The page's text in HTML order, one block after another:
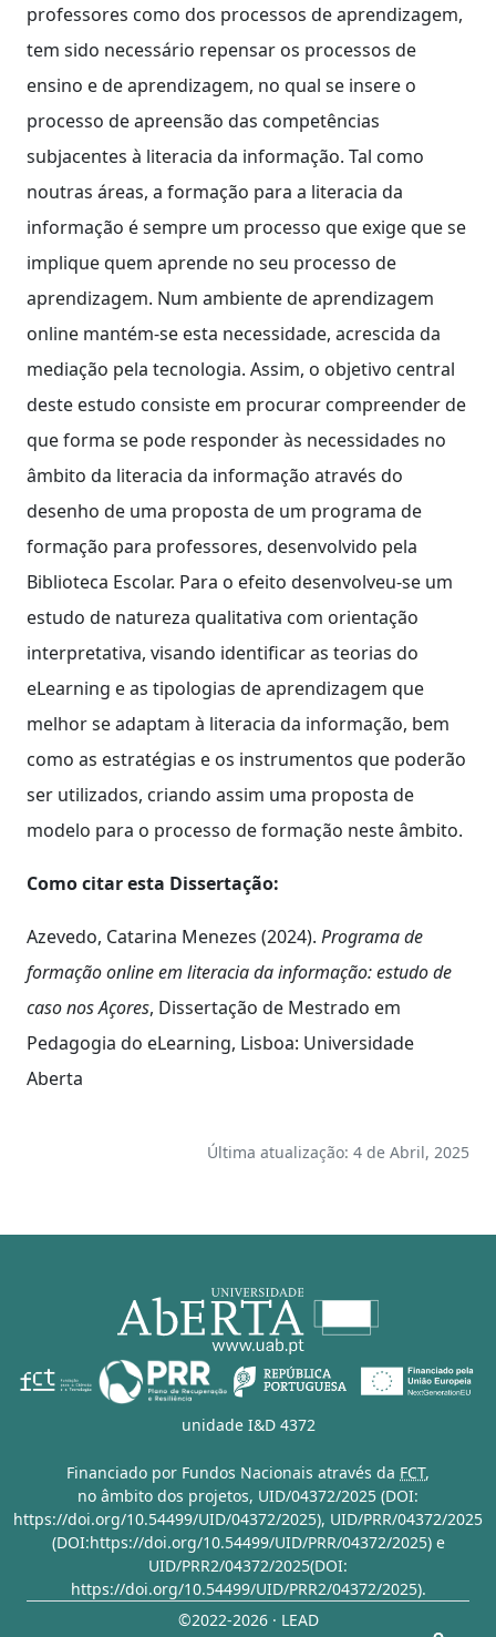
professores como dos processos de aprendizagem,
tem sido necessário repensar os processos de
ensino e de aprendizagem, no qual se insere o
processo de apreensão das competências
subjacentes à literacia da informação. Tal como
noutras áreas, a formação para a literacia da
informação é sempre um processo que exige que se
implique quem aprende no seu processo de
aprendizagem. Num ambiente de aprendizagem
online mantém-se esta necessidade, acrescida da
mediação pela tecnologia. Assim, o objetivo central
deste estudo consiste em procurar compreender de
que forma se pode responder às necessidades no
âmbito da literacia da informação através do
desenho de uma proposta de um programa de
formação para professores, desenvolvido pela
Biblioteca Escolar. Para o efeito desenvolveu-se um
estudo de natureza qualitativa com orientação
interpretativa, visando identificar as teorias do
eLearning e as tipologias de aprendizagem que
melhor se adaptam à literacia da informação, bem
como as estratégias e os instrumentos que poderão
ser utilizados, criando assim uma proposta de
modelo para o processo de formação neste âmbito.
Como citar esta Dissertação:
Azevedo, Catarina Menezes (2024). Programa de
formação online em literacia da informação: estudo de
caso nos Açores, Dissertação de Mestrado em
Pedagogia do eLearning, Lisboa: Universidade
Aberta
Última atualização: 4 de Abril, 2025
unidade I&D 4372
Financiado por Fundos Nacionais através da FCT,
no âmbito dos projetos, UID/04372/2025 (DOI:
https://doi.org/10.54499/UID/04372/2025), UID/PRR/04372/2025
(DOI:https://doi.org/10.54499/UID/PRR/04372/2025)e
UID/PRR2/04372/2025(DOI:
https://doi.org/10.54499/UID/PRR2/04372/2025).
©2022-2026 · LEAD